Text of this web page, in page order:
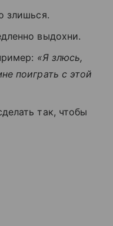
злишься.
выдохни.
«Я злюсь,
поиграть с этой
так, чтобы